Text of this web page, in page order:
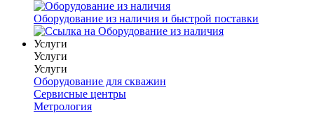
Оборудование из наличия и быстрой поставки
Услуги
Услуги
Услуги
Оборудование для скважин
Сервисные центры
Метрология